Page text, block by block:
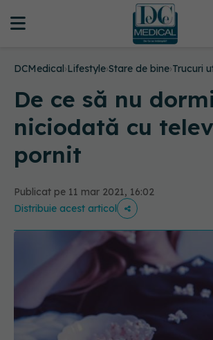
DCMedical›Lifestyle›Stare de bine›Trucuri
De ce să nu
niciodată cu
pornit
Publicat pe 11 mar 2021, 16:02
Distribuie acest articol